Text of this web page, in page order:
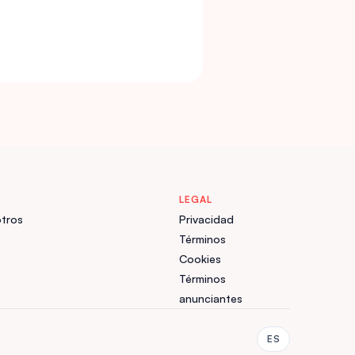
LEGAL
Privacidad
Términos
Cookies
Términos
anunciantes
ES